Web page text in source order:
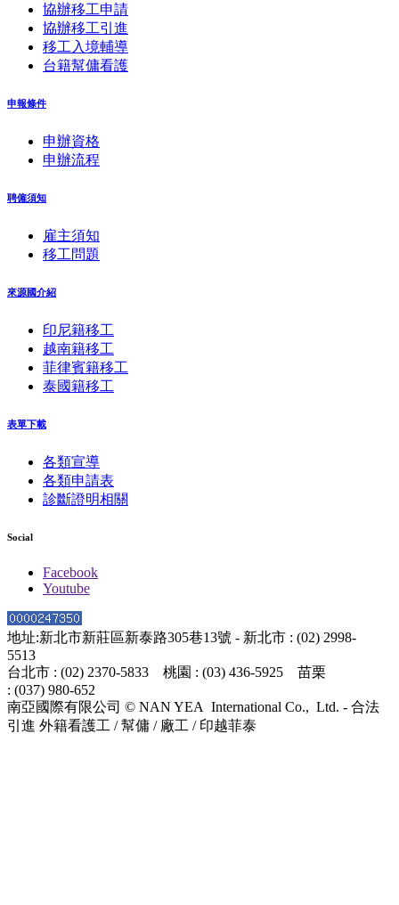
協辦移工申請
協辦移工引進
移工入境輔導
台籍幫傭看護
申報條件
申辦資格
申辦流程
聘僱須知
雇主須知
移工問題
來源國介紹
印尼籍移工
越南籍移工
菲律賓籍移工
泰國籍移工
表單下載
各類宣導
各類申請表
診斷證明相關
Social
Facebook
Youtube
地址:新北市新莊區新泰路305巷13號 - 新北市 : (02) 2998-
5513
台北市 : (02) 2370-5833 桃園 : (03) 436-5925 苗栗
: (037) 980-652
南亞國際有限公司 © NAN YEA International Co., Ltd. - 合法
引進 外籍看護工 / 幫傭 / 廠工 / 印越菲泰